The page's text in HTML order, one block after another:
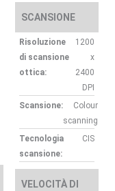
SCANSIONE
Risoluzione
di scansione
ottica:
1200
x
2400
DPI
Scansione:
Colour
scanning
Tecnologia
scansione:
CIS
VELOCITÀ DI